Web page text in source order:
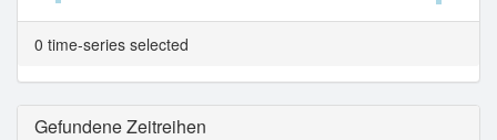
Tabellenansicht.
0 time-series selected
Gefundene Zeitreihen